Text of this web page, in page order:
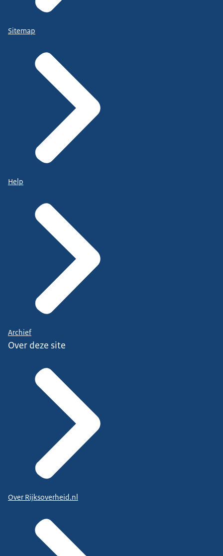
Sitemap
Help
Archief
Over deze site
Over Rijksoverheid.nl